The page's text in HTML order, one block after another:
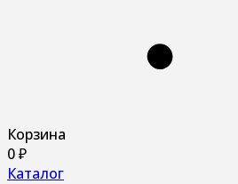
Корзина
0₽
Каталог